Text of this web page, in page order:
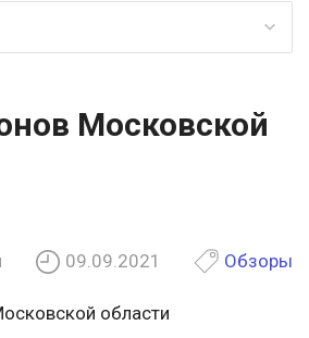
Московской
09.09.2021 Обзоры